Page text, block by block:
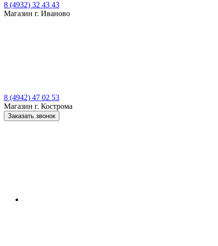
8 (4932) 32 43 43
Магазин г. Иваново
8 (4942) 47 02 53
Магазин г. Кострома
Заказать звонок